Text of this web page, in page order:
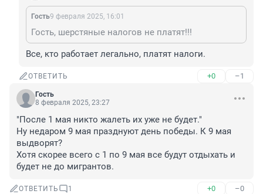
Гость9 февраля 2025, 16:01
Гость, шерстяные налогов не платят!!!
Все, кто работает легально, платят налоги.
ОТВЕТИТЬ +0 –1
Гость
8 февраля 2025, 23:27
"После 1 мая никто жалеть их уже не будет."
Ну недаром 9 мая празднуют день победы. К 9 мая
выдворят?
Хотя скорее всего с 1 по 9 мая все будут отдыхать и
будет не до мигрантов.
ОТВЕТИТЬ 1 +0 –0